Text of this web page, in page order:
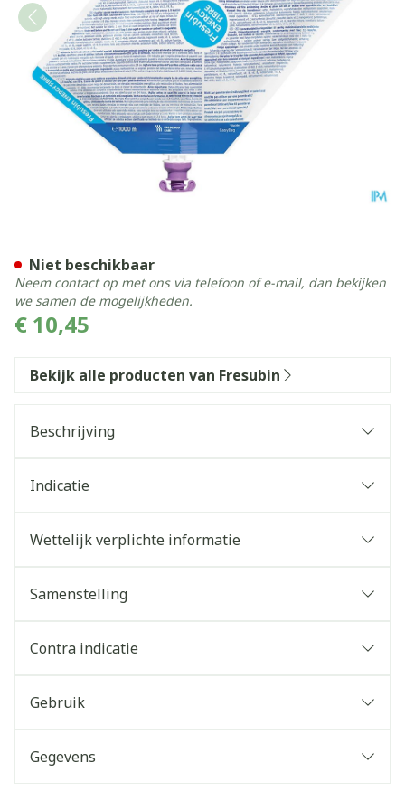
€ 10,45
Niet beschikbaar
Neem contact op met ons via telefoon of e-mail, dan bekijken
we samen de mogelijkheden.
Bekijk alle producten van Fresubin
Beschrijving
Indicatie
Wettelijk verplichte informatie
Samenstelling
Contra indicatie
Gebruik
Gegevens